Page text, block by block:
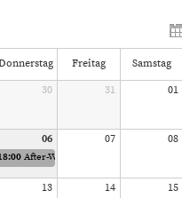
Freitag Samstag
30 31 01
06 07 08
13 14 15
After-Work-Tennis